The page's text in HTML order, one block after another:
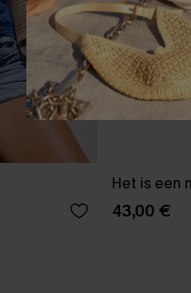
Het is een
43,00 €